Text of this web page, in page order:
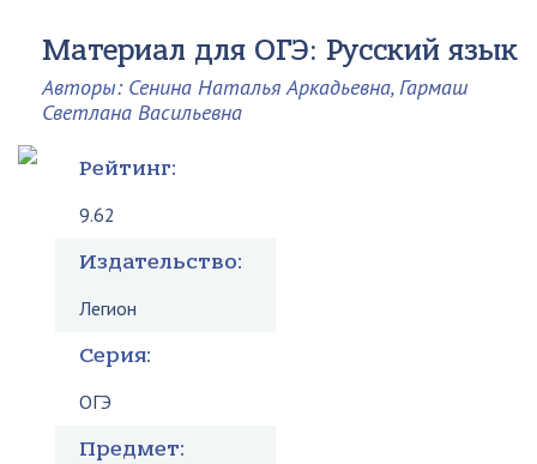
Материал для ОГЭ: Русский язык
Авторы: Сенина Наталья Аркадьевна, Гармаш
Светлана Васильевна
Рейтинг:
9.62
Издательство:
Легион
Серия:
ОГЭ
Предмет: